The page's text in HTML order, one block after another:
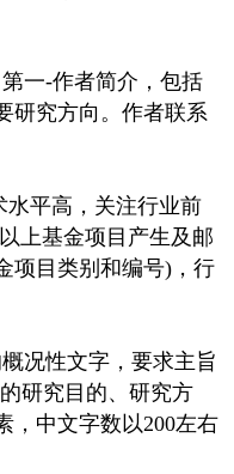
一-作者简介，包括
研究方向。作者联系
平高，关注行业前
上基金项目产生及邮
项目类别和编号)，行
况性文字，要求主旨
研究目的、研究方
，中文字数以200左右